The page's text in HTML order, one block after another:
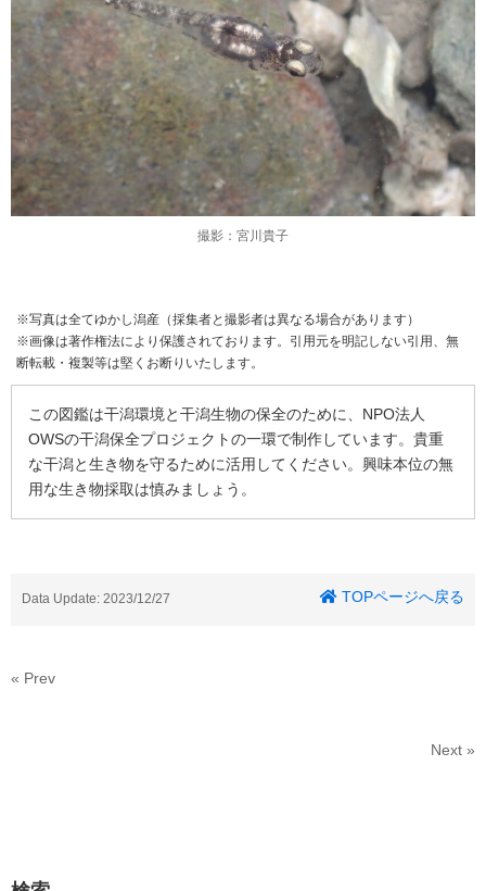
撮影：宮川貴子
※写真は全てゆかし潟産（採集者と撮影者は異なる場合があります）
※画像は著作権法により保護されております。引用元を明記しない引用、無
断転載・複製等は堅くお断りいたします。
この図鑑は干潟環境と干潟生物の保全のために、NPO法人
OWSの干潟保全プロジェクトの一環で制作しています。貴重
な干潟と生き物を守るために活用してください。興味本位の無
用な生き物採取は慎みましょう。
Data Update: 2023/12/27 TOPページへ戻る
« Prev
Next »